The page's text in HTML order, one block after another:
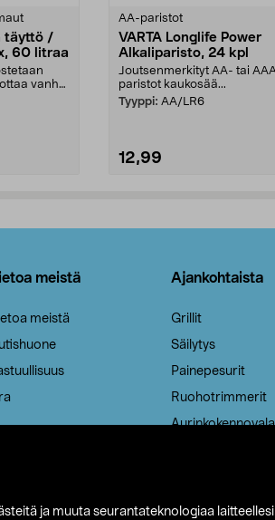
ja muuta seurantateknologiaa laitteellesi
täyttö /
60 litraa
vanha
AA-paristot
VARTA Longlife Power
Alkaliparisto, 24 kpl
Joutsenmerkityt AA- tai
paristot kaukosää...
Tyyppi: AA/LR6
12,99
meistä
meistä
Ajankohtaista
Grillit
Säilytys
Painepesurit
Ruohotrimmerit